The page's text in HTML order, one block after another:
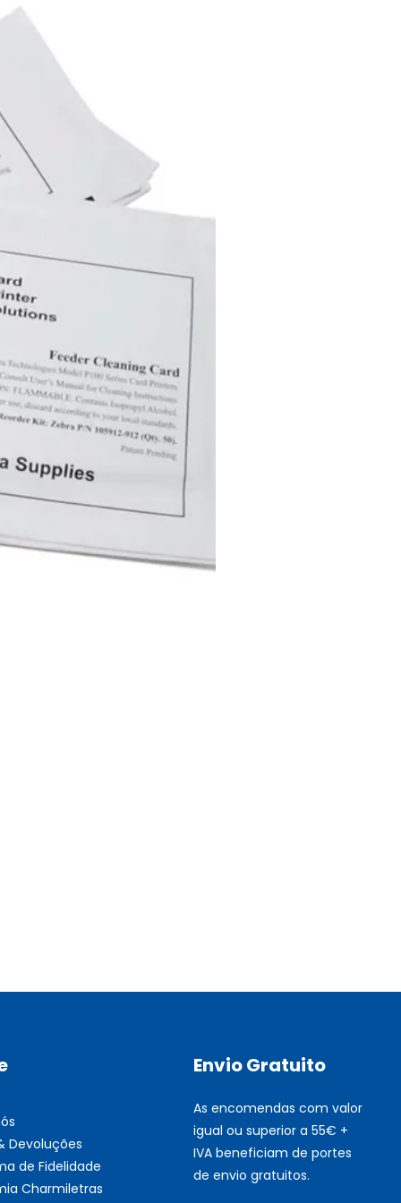
Devoluções
de Fidelidade
Charmiletras
Envio Gratuito
As encomendas com valor
igual ou superior a 55€ +
IVA beneficiam de portes
de envio gratuitos.